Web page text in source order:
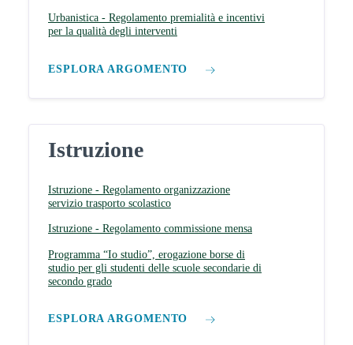
Urbanistica - Regolamento premialità e incentivi
per la qualità degli interventi
ESPLORA ARGOMENTO
Istruzione
Istruzione - Regolamento organizzazione
servizio trasporto scolastico
Istruzione - Regolamento commissione mensa
Programma “Io studio”, erogazione borse di
studio per gli studenti delle scuole secondarie di
secondo grado
ESPLORA ARGOMENTO